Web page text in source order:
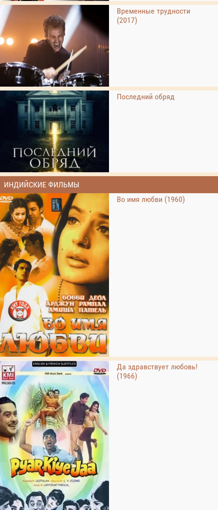
Временные трудности
(2017)
Последний обряд
ИНДИЙСКИЕ ФИЛЬМЫ
Во имя любви (1960)
Да здравствует любовь!
(1966)